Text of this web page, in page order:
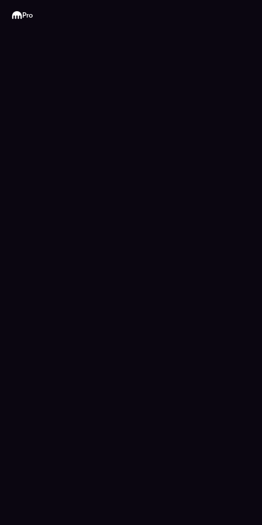
Kraken
Pro